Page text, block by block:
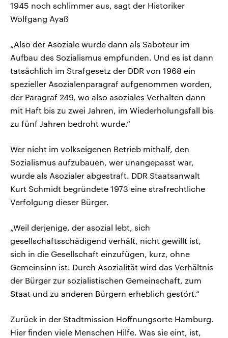
1945 noch schlimmer aus, sagt der Historiker
Wolfgang Ayaß
„Also der Asoziale wurde dann als Saboteur im
Aufbau des Sozialismus empfunden. Und es ist dann
tatsächlich im Strafgesetz der DDR von 1968 ein
spezieller Asozialenparagraf aufgenommen worden,
der Paragraf 249, wo also asoziales Verhalten dann
mit Haft bis zu zwei Jahren, im Wiederholungsfall bis
zu fünf Jahren bedroht wurde.“
Wer nicht im volkseigenen Betrieb mithalf, den
Sozialismus aufzubauen, wer unangepasst war,
wurde als Asozialer abgestraft. DDR Staatsanwalt
Kurt Schmidt begründete 1973 eine strafrechtliche
Verfolgung dieser Bürger.
„Weil derjenige, der asozial lebt, sich
gesellschaftsschädigend verhält, nicht gewillt ist,
sich in die Gesellschaft einzufügen, kurz, ohne
Gemeinsinn ist. Durch Asozialität wird das Verhältnis
der Bürger zur sozialistischen Gemeinschaft, zum
Staat und zu anderen Bürgern erheblich gestört.“
Zurück in der Stadtmission Hoffnungsorte Hamburg.
Hier finden viele Menschen Hilfe. Was sie eint, ist,